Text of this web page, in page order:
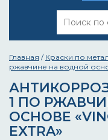
Главная / Краски по
ржавчине на водной
1 ПО
ОСНОВЕ
EXTRA»